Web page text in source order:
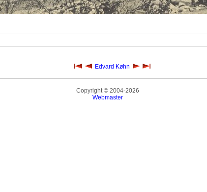
Edvard Køhn
Copyright © 2004-2026
Webmaster